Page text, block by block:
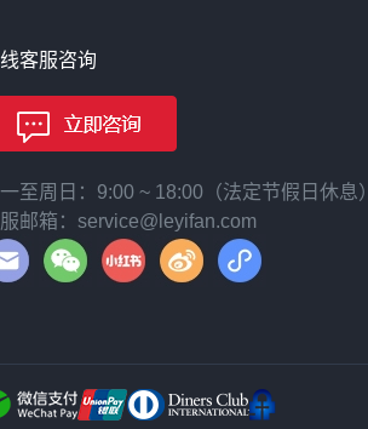
客服咨询
至周日：9:00 ~ 18:00（法定节假日休息）
邮箱：service@leyifan.com